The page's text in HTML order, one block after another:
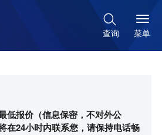

查询 菜单
低报价（信息保密，不对外公
在24小时内联系您，请保持电话畅